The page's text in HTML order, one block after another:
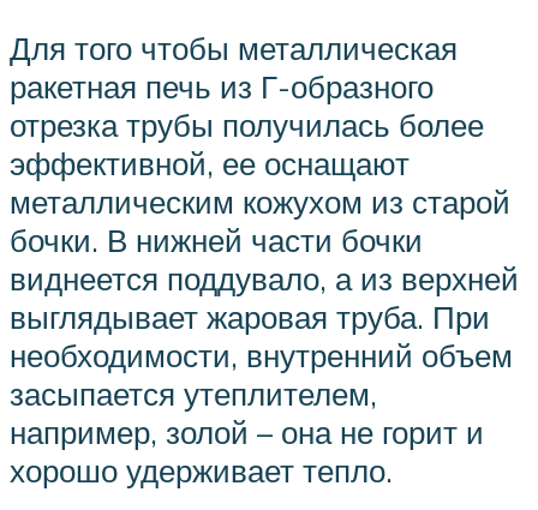
Для того чтобы металлическая
ракетная печь из Г-образного
отрезка трубы получилась более
эффективной, ее оснащают
металлическим кожухом из старой
бочки. В нижней части бочки
виднеется поддувало, а из верхней
выглядывает жаровая труба. При
необходимости, внутренний объем
засыпается утеплителем,
например, золой – она не горит и
хорошо удерживает тепло.